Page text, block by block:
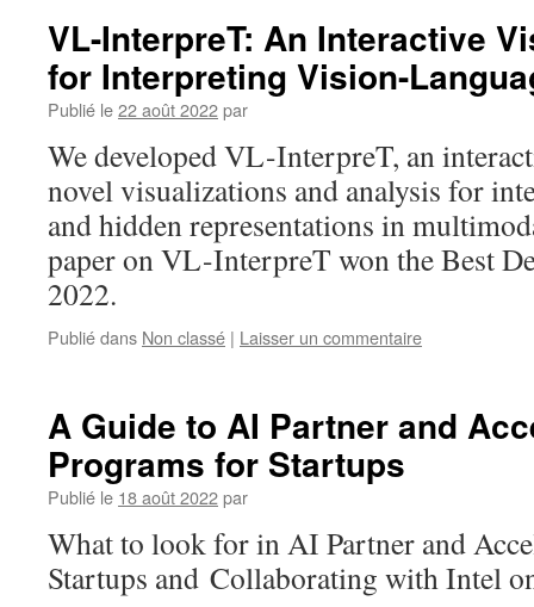
VL-InterpreT: An Interactive
for Interpreting Vision-
Publié le22 août 2022par
We developed VL-InterpreT, an
novel visualizations and analysis for
and hidden representations in
paper on VL-InterpreT won the Best
2022.
Publié dans Non classé | Laisser un commentaire
A Guide to AI Partner and
Programs for Startups
Publié le 18 août 2022par
What to look for in AI Partner and
Startups and Collaborating with Intel